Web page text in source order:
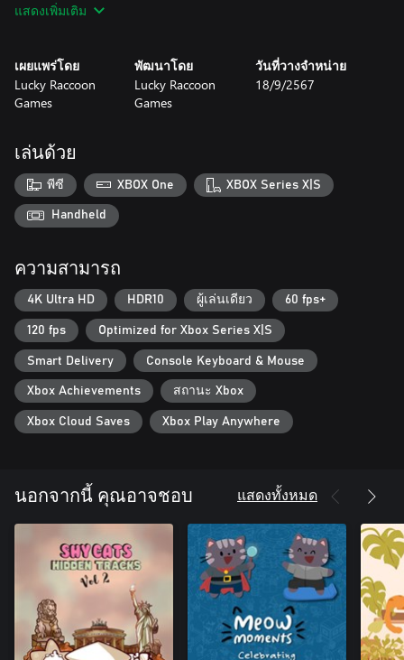
design suggestion that you can use as a starting point for your
Create your design gallery
After decorating each room, you will be directed to photo mode,
where you must select the best angle and take a beautiful photo
แสดงเพิ่มเติม
เผยแพร่โดย
Lucky Raccoon
Games
พัฒนาโดย
Lucky Raccoon
Games
วันที่วางจำหน่าย
18/9/2567
เล่นด้วย
พีซี XBOX One XBOX Series X|S
Handheld
ความสามารถ
4K Ultra HD HDR10 ผู้เล่นเดียว 60 fps+
120 fps Optimized for Xbox Series X|S
Smart Delivery Console Keyboard & Mouse
Xbox Achievements สถานะ Xbox
Xbox Cloud Saves Xbox Play Anywhere
นอกจากนี้ คุณอาจชอบ แสดงทั้งหมด